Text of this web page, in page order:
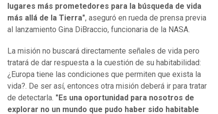
lugares más prometedores para la búsqueda de vida
más allá de la Tierra", aseguró en rueda de prensa previa
al lanzamiento Gina DiBraccio, funcionaria de la NASA.
La misión no buscará directamente señales de vida pero
tratará de dar respuesta a la cuestión de su habitabilidad:
¿Europa tiene las condiciones que permiten que exista la
vida?. De ser así, entonces otra misión deberá ir para tratar
de detectarla. "Es una oportunidad para nosotros de
explorar no un mundo que pudo haber sido habitable